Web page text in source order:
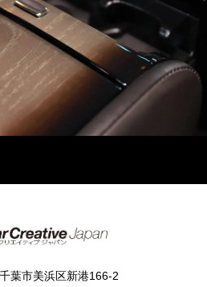
葉市美浜区新港166-2